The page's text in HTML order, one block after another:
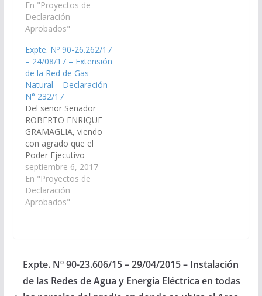
Plan de Trabajos
Públicos del
Presupuesto General
2.016, la extensión de
la Red de Gas Natural,
desde la ciudad de San
José de Metan
pasando por la Zona…
En "Proyectos de
Declaración
Aprobados"
Expte. Nº 90-26.262/17
– 24/08/17 – Extensión
de la Red de Gas
Natural – Declaración
N° 232/17
Del señor Senador
ROBERTO ENRIQUE
GRAMAGLIA, viendo
con agrado que el
Poder Ejecutivo
Provincial, a través del
área que corresponda,
lleve a cabo las
tramitaciones
Gas Natural, desde la
ciudad de San José…
septiembre 6, 2017
En "Proyectos de
Declaración
Aprobados"
Expte. Nº 90-23.606/15 – 29/04/2015 – Instalación
de las Redes de Agua y Energía Eléctrica en todas